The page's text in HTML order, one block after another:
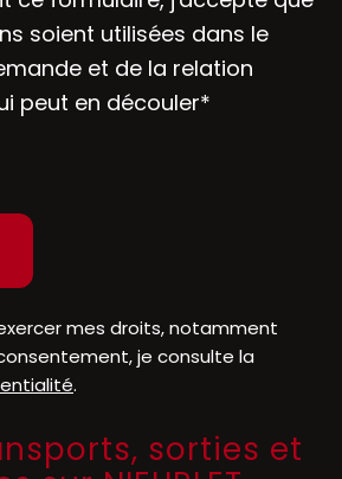
soient utilisées dans le
et de la relation
peut en découler*
mes droits, notamment
je consulte la
.
sorties et